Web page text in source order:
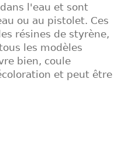
l'eau et sont
ou au pistolet. Ces
résines de styrène,
les modèles
bien, coule
et peut être